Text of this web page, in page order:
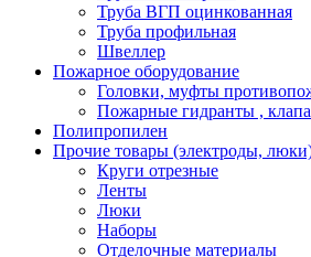
Труба ВГП оцинкованная
Труба профильная
Швеллер
Пожарное оборудование
Головки, муфты
Пожарные гидранты ,
Полипропилен
Прочие товары (электроды,
Круги отрезные
Ленты
Люки
Наборы
Отделочные материалы